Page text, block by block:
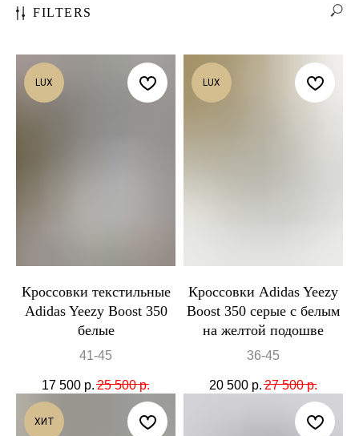
FILTERS
LUX
Кроссовки текстильные
Adidas Yeezy Boost 350
белые
41-45
17 500 р. 25 500 р.
LUX
Кроссовки Adidas Yeezy
Boost 350 серые с белым
на желтой подошве
36-45
20 500 р. 27 500 р.
ХИТ